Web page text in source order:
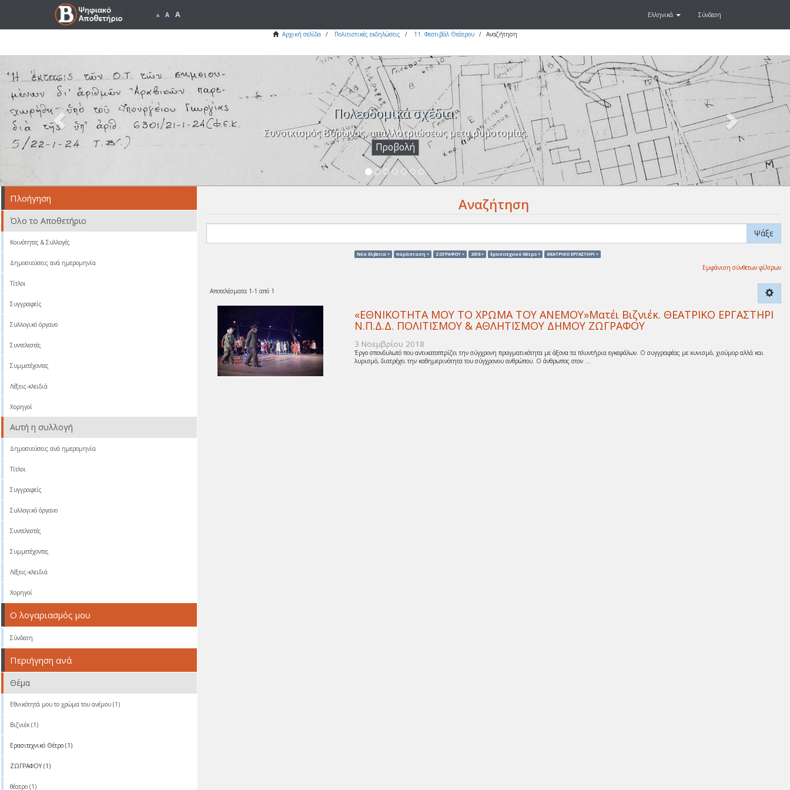
A A A Ελληνικά Σύνδεση
Αρχική σελίδα Πολιτιστικές εκδηλώσεις 11. Φεστιβάλ Θεάτρου Αναζήτηση
Πολεοδομικά σχέδια.
Συνοικισμός Βύρωνος, απαλλοτριώσεως μετα ρυμοτομίας.
Προβολή
Next
Αναζήτηση
Ψάξε
Νέα Ελβετία × παράσταση × ΖΩΓΡΑΦΟΥ × 2018 × Ερασιτεχνικό Θέτρο × ΘΕΑΤΡΙΚΟ ΕΡΓΑΣΤΗΡΙ ×
Εμφάνιση σύνθετων φίλτρων
Αποτελέσματα 1-1 από 1
«ΕΘΝΙΚΟΤΗΤΑ ΜΟΥ ΤΟ ΧΡΩΜΑ ΤΟΥ ΑΝΕΜΟΥ»Ματέι Βιζνιέκ. ΘΕΑΤΡΙΚΟ ΕΡΓΑΣΤΗΡΙ
Ν.Π.Δ.Δ. ΠΟΛΙΤΙΣΜΟΥ & ΑΘΛΗΤΙΣΜΟΥ ΔΗΜΟΥ ΖΩΓΡΑΦΟΥ
3 Νοεμβρίου 2018
Έργο σπονδυλωτό που αντικατοπτρίζει την σύγχρονη πραγματικότητα με άξονα τα πλυντήρια εγκεφάλων. Ο συγγραφέας με κυνισμό, χιούμορ αλλά και
λυρισμό, διατρέχει την καθημερινότητα του σύγχρονου ανθρώπου. Ο άνθρωπος στον ...
Πλοήγηση
Όλο το Αποθετήριο
Κοινότητες & Συλλογές
Δημοσιεύσεις ανά ημερομηνία
Τίτλοι
Συγγραφείς
Συλλογικό όργανο
Συντελεστές
Συμμετέχοντες
Λέξεις-κλειδιά
Χορηγοί
Αυτή η συλλογή
Δημοσιεύσεις ανά ημερομηνία
Τίτλοι
Συγγραφείς
Συλλογικό όργανο
Συντελεστές
Συμμετέχοντες
Λέξεις-κλειδιά
Χορηγοί
Ο λογαριασμός μου
Σύνδεση
Περιήγηση ανά
Θέμα
Eθνικότητά μου το χρώμα του ανέμου (1)
Βιζνιέκ (1)
Ερασιτεχνικό Θέτρο (1)
ΖΩΓΡΑΦΟΥ (1)
θέατρο (1)